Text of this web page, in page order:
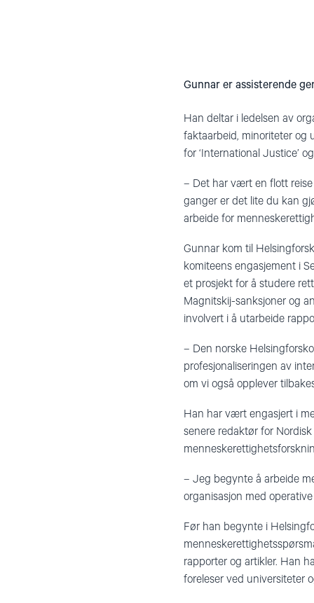
Gunnar er assisterende
Han deltar i ledelsen av
faktaarbeid, minoriteter og
for ‘International Justice’
– Det har vært en flott
ganger er det lite du kan
arbeide for
Gunnar kom til
komiteens engasjement i
et prosjekt for å studere
Magnitskij-sanksjoner og
involvert i å utarbeide
– Den norske
profesjonaliseringen av
om vi også opplever
Han har vært engasjert i
senere redaktør for
– Jeg begynte å arbeide
organisasjon med
Før han begynte i
rapporter og artikler. Han
foreleser ved universiteter